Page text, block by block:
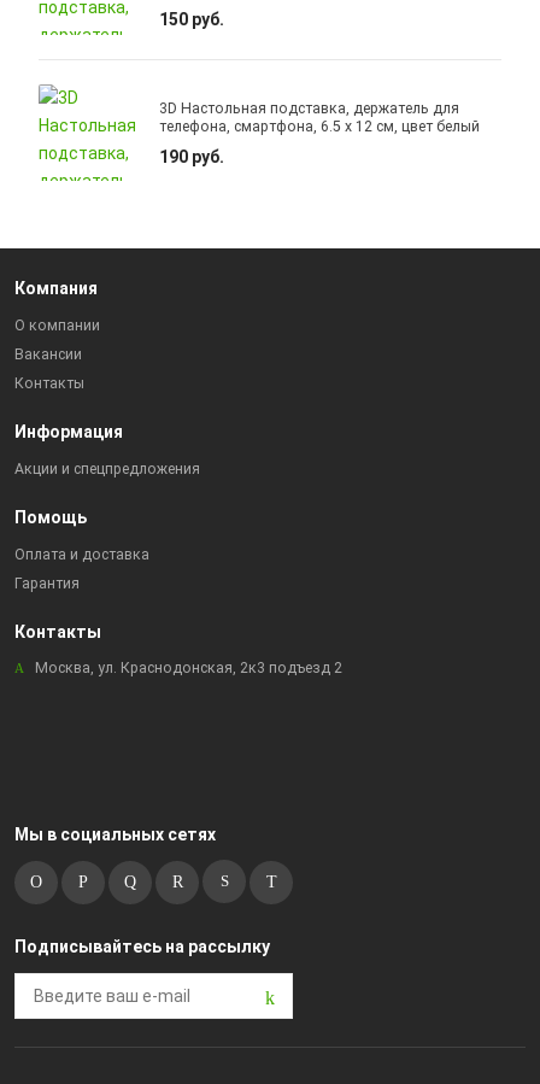
150 руб.
3D Настольная подставка, держатель для
телефона, смартфона, 6.5 x 12 см, цвет белый
190 руб.
Компания
О компании
Вакансии
Контакты
Информация
Акции и спецпредложения
Помощь
Оплата и доставка
Гарантия
Контакты
Москва, ул. Краснодонская, 2к3 подъезд 2
Мы в социальных сетях
Подписывайтесь на рассылку